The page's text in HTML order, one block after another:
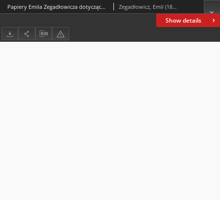
Show details
Papiery Emila Zegadłowicza dotyczące Ministerstwa Sztuki i Kultury – pisma, które wyszły z MSiK Zegadłowicz, Emil (1888-1941)